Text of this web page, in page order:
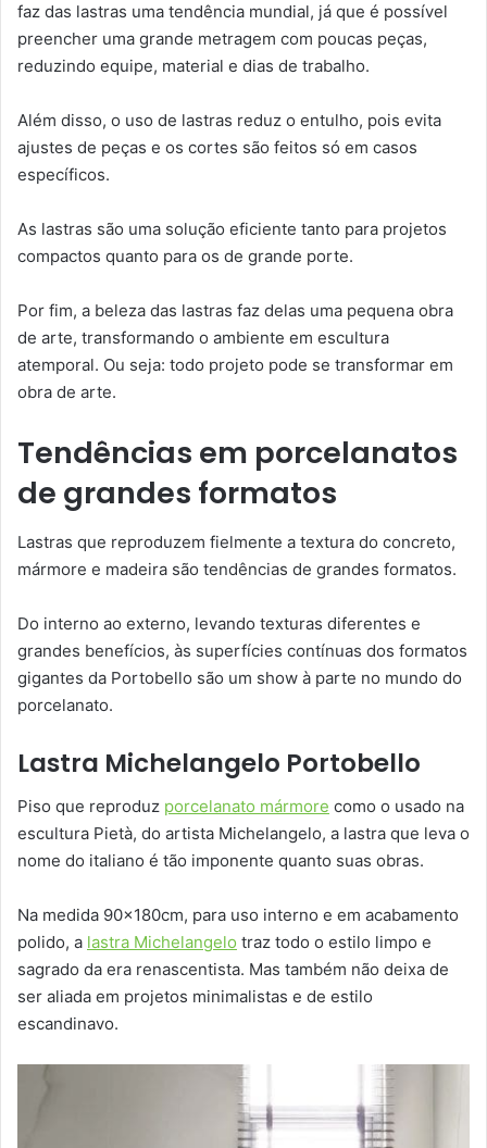
faz das lastras uma tendência mundial, já que é possível
preencher uma grande metragem com poucas peças,
reduzindo equipe, material e dias de trabalho.
Além disso, o uso de lastras reduz o entulho, pois evita
ajustes de peças e os cortes são feitos só em casos
específicos.
As lastras são uma solução eficiente tanto para projetos
compactos quanto para os de grande porte.
Por fim, a beleza das lastras faz delas uma pequena obra
de arte, transformando o ambiente em escultura
atemporal. Ou seja: todo projeto pode se transformar em
obra de arte.
Tendências em porcelanatos
de grandes formatos
Lastras que reproduzem fielmente a textura do concreto,
mármore e madeira são tendências de grandes formatos.
Do interno ao externo, levando texturas diferentes e
grandes benefícios, às superfícies contínuas dos formatos
gigantes da Portobello são um show à parte no mundo do
porcelanato.
Lastra Michelangelo Portobello
Piso que reproduz porcelanato mármore como o usado na
escultura Pietà, do artista Michelangelo, a lastra que leva o
nome do italiano é tão imponente quanto suas obras.
Na medida 90x180cm, para uso interno e em acabamento
polido, a lastra Michelangelo traz todo o estilo limpo e
sagrado da era renascentista. Mas também não deixa de
ser aliada em projetos minimalistas e de estilo
escandinavo.